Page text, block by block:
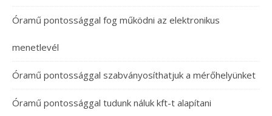
Óramű pontossággal fog működni az elektronikus
menetlevél
Óramű pontossággal szabványosíthatjuk a mérőhelyünket
Óramű pontossággal tudunk náluk kft-t alapítani